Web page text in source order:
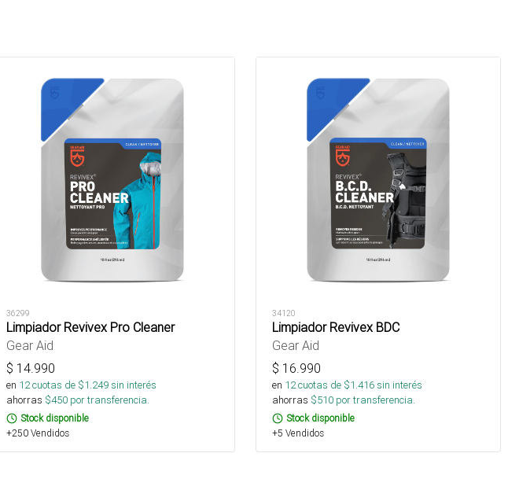
36299
Limpiador Revivex Pro Cleaner
Gear Aid
$ 14.990
en 12cuotas de $1.249sin interés
ahorras $450 por transferencia.
Stock disponible
+250 Vendidos
34120
Limpiador Revivex BDC
Gear Aid
$ 16.990
en 12cuotas de $1.416sin interés
ahorras $510 por transferencia.
Stock disponible
+5 Vendidos